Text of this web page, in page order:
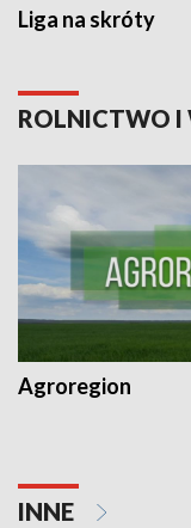
Liga na skróty
ROLNICTWO I
Agroregion
INNE